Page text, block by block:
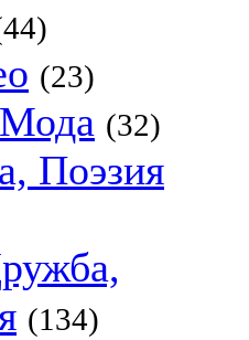
(23)
(32)
Поэзия
(134)